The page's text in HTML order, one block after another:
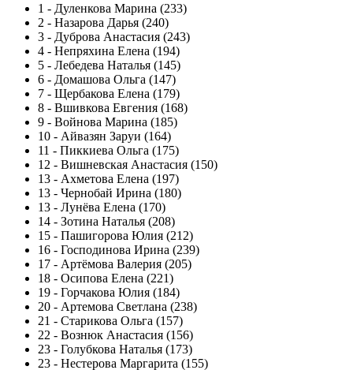
1 - Дуленкова Марина (233)
2 - Назарова Дарья (240)
3 - Дуброва Анастасия (243)
4 - Непряхина Елена (194)
5 - Лебедева Наталья (145)
6 - Домашова Ольга (147)
7 - Щербакова Елена (179)
8 - Вшивкова Евгения (168)
9 - Войнова Марина (185)
10 - Айвазян Заруи (164)
11 - Пиккиева Ольга (175)
12 - Вишневская Анастасия (150)
13 - Ахметова Елена (197)
13 - Чернобай Ирина (180)
13 - Лунёва Елена (170)
14 - Зотина Наталья (208)
15 - Пашигорова Юлия (212)
16 - Господинова Ирина (239)
17 - Артëмова Валерия (205)
18 - Осипова Елена (221)
19 - Горчакова Юлия (184)
20 - Артемова Светлана (238)
21 - Старикова Ольга (157)
22 - Вознюк Анастасия (156)
23 - Голубкова Наталья (173)
23 - Нестерова Маргарита (155)